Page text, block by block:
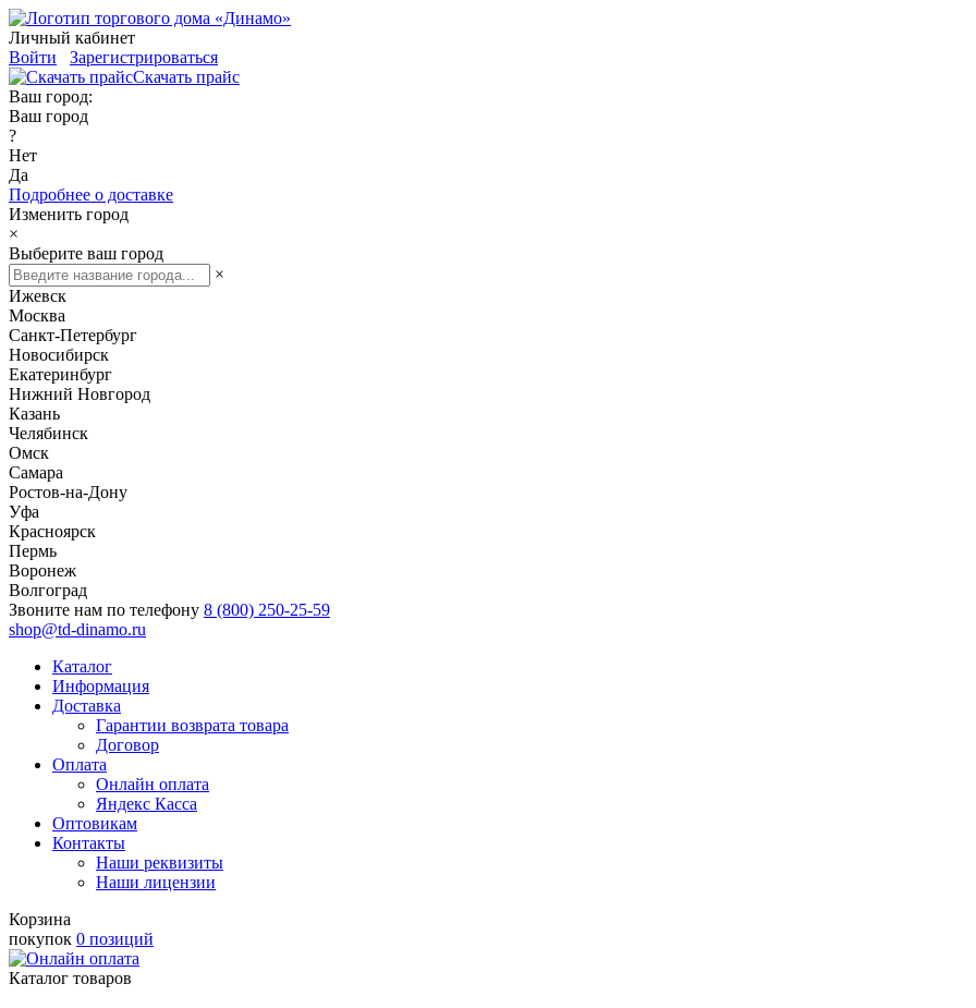
Личный кабинет
Войти
Зарегистрироваться
Скачать прайс
Ваш город:
Ваш город
?
Нет
Да
Подробнее о доставке
Изменить город
×
Выберите ваш город
×
Ижевск
Москва
Санкт-Петербург
Новосибирск
Екатеринбург
Нижний Новгород
Казань
Челябинск
Омск
Самара
Ростов-на-Дону
Уфа
Красноярск
Пермь
Воронеж
Волгоград
Звоните нам по телефону 8 (800) 250-25-59
shop@td-dinamo.ru
Каталог
Информация
Доставка
Гарантии возврата товара
Договор
Оплата
Онлайн оплата
Яндекс Касса
Оптовикам
Контакты
Наши реквизиты
Наши лицензии
Корзина
покупок 0 позиций
Каталог товаров